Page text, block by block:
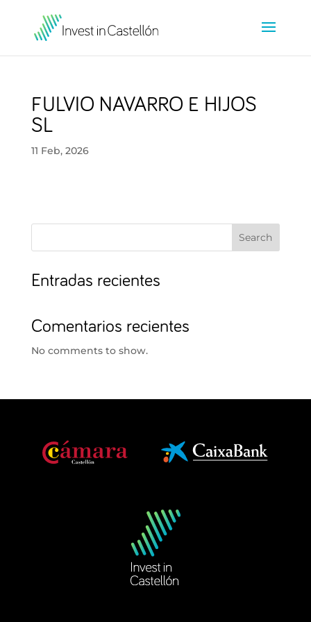
FULVIO NAVARRO E HIJOS
SL
11 Feb, 2026
Search
Entradas recientes
Comentarios recientes
No comments to show.